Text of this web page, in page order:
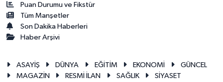
Puan Durumu ve Fikstür
Tüm Manşetler
Son Dakika Haberleri
Haber Arşivi
ASAYİŞ DÜNYA EĞİTİM EKONOMİ
GÜNCEL
MAGAZİN
RESMİ İLAN SAĞLIK
SİYASET